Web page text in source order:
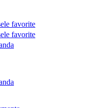
favorite
favorite